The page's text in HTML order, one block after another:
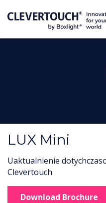
LUX Mini
Uaktualnienie
Clevertouch
Download Brochure